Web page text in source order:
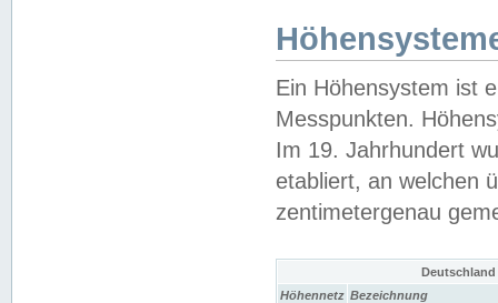
Ein Höhensystem ist
Messpunkten.
Im 19. Jahrhundert
etabliert, an welchen
zentimetergenau
Höhennetz Bezeichnung